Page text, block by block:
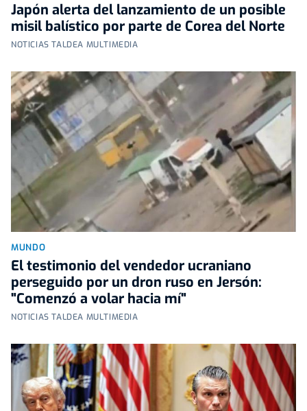
Japón alerta del lanzamiento de un posible
misil balístico por parte de Corea del Norte
NOTICIAS TALDEA MULTIMEDIA
MUNDO
El testimonio del vendedor ucraniano
perseguido por un dron ruso en Jersón:
"Comenzó a volar hacia mí"
NOTICIAS TALDEA MULTIMEDIA